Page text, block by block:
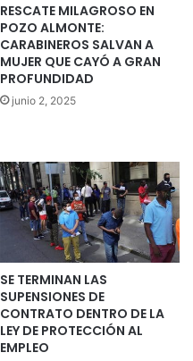
RESCATE MILAGROSO EN
POZO ALMONTE:
CARABINEROS SALVAN A
MUJER QUE CAYÓ A GRAN
PROFUNDIDAD
junio 2, 2025
SE TERMINAN LAS
SUPENSIONES DE
CONTRATO DENTRO DE LA
LEY DE PROTECCIÓN AL
EMPLEO